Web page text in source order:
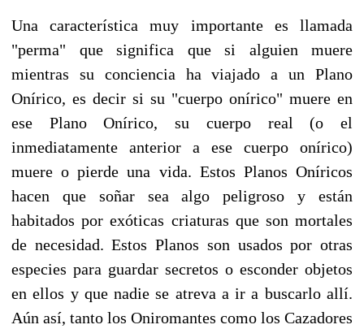
Una característica muy importante es llamada
"perma" que significa que si alguien muere
mientras su conciencia ha viajado a un Plano
Onírico, es decir si su "cuerpo onírico" muere en
ese Plano Onírico, su cuerpo real (o el
inmediatamente anterior a ese cuerpo onírico)
muere o pierde una vida. Estos Planos Oníricos
hacen que soñar sea algo peligroso y están
habitados por exóticas criaturas que son mortales
de necesidad. Estos Planos son usados por otras
especies para guardar secretos o esconder objetos
en ellos y que nadie se atreva a ir a buscarlo allí.
Aún así, tanto los Oniromantes como los Cazadores